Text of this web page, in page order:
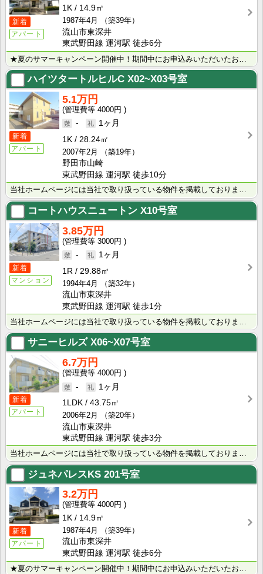
新着
アパート
1K
14.9㎡
1987年4月
（築39年）
流山市東深井
東武野田線 運河駅 徒歩6分
ハイツタートルヒルC X02~X03号室
新着
アパート
5.1万円
4000円
-
1ヶ月
1K
28.24㎡
2007年2月
（築19年）
野田市山崎
東武野田線 運河駅 徒歩10分
当社ホームページには当社で取り扱っている物件を掲載しております。 現在の募集状況に関しては、スタッフ･･･
コートハウスニュートン X10号室
新着
マンション
3.85万円
3000円
-
1ヶ月
1R
29.88㎡
1994年4月
（築32年）
流山市東深井
東武野田線 運河駅 徒歩1分
サニーヒルズX06~X07号室
新着
アパート
6.7万円
4000円
-
1ヶ月
1LDK
43.75㎡
2006年2月
（築20年）
流山市東深井
東武野田線 運河駅 徒歩3分
ジュネパレスKS 201号室
新着
アパート
3.2万円
4000円
1K
14.9㎡
1987年4月
（築39年）
流山市東深井
東武野田線 運河駅 徒歩6分